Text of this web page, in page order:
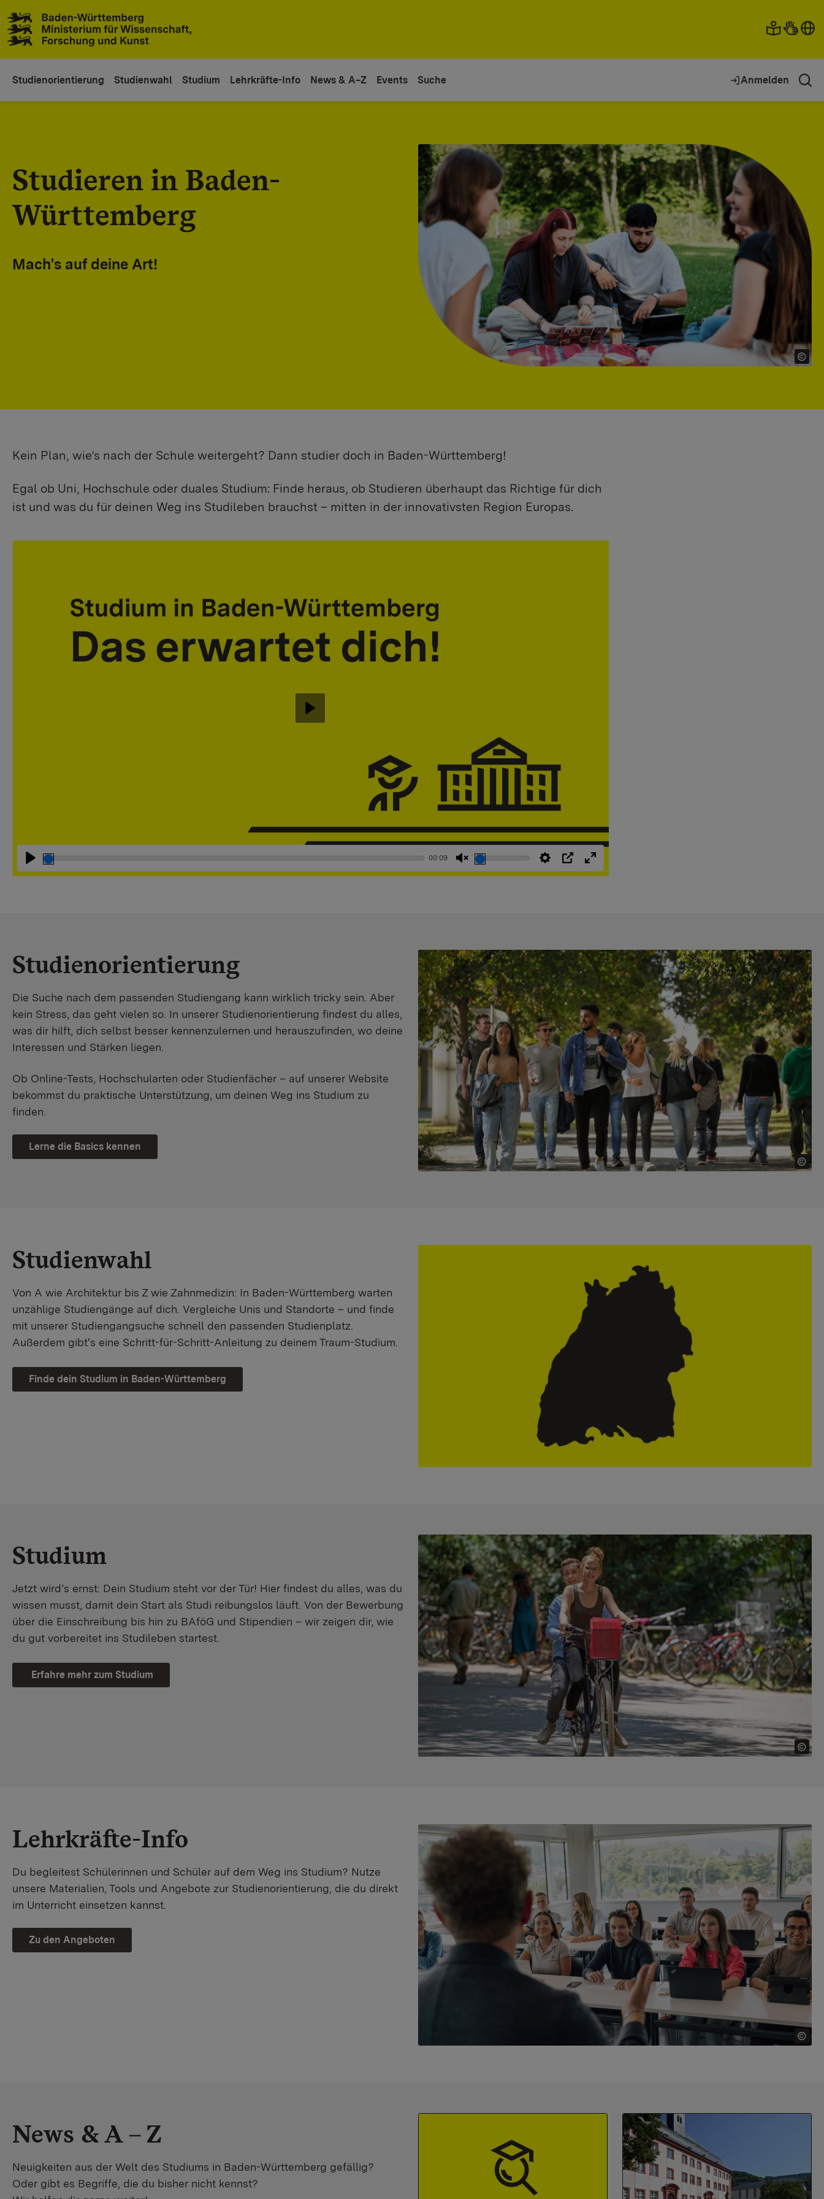
Studienorientierung Studienwahl Studium Lehrkräfte-Info News & A–Z Events Suche Anmelden
Studieren in Baden-
Württemberg
Mach's auf deine Art!
Kein Plan, wie’s nach der Schule weitergeht? Dann studier doch in Baden-Württemberg!
Egal ob Uni, Hochschule oder duales Studium: Finde heraus, ob Studieren überhaupt das Richtige für dich
ist und was du für deinen Weg ins Studileben brauchst – mitten in der innovativsten Region Europas.
Abspielen
00:09
StummschaltungEinstellungen
PIP Vollbild
Abspielen
Studienorientierung
Die Suche nach dem passenden Studiengang kann wirklich tricky sein. Aber
kein Stress, das geht vielen so. In unserer Studienorientierung findest du alles,
was dir hilft, dich selbst besser kennenzulernen und herauszufinden, wo deine
Interessen und Stärken liegen.
Ob Online-Tests, Hochschularten oder Studienfächer – auf unserer Website
bekommst du praktische Unterstützung, um deinen Weg ins Studium zu
finden.
Lerne die Basics kennen
Studienwahl
Von A wie Architektur bis Z wie Zahnmedizin: In Baden-Württemberg warten
unzählige Studiengänge auf dich. Vergleiche Unis und Standorte – und finde
mit unserer Studiengangsuche schnell den passenden Studienplatz.
Außerdem gibt's eine Schritt-für-Schritt-Anleitung zu deinem Traum-Studium.
Finde dein Studium in Baden-Württemberg
Studium
Jetzt wird’s ernst: Dein Studium steht vor der Tür! Hier findest du alles, was du
wissen musst, damit dein Start als Studi reibungslos läuft. Von der Bewerbung
über die Einschreibung bis hin zu BAföG und Stipendien – wir zeigen dir, wie
du gut vorbereitet ins Studileben startest.
Erfahre mehr zum Studium
Lehrkräfte-Info
Du begleitest Schülerinnen und Schüler auf dem Weg ins Studium? Nutze
unsere Materialien, Tools und Angebote zur Studienorientierung, die du direkt
im Unterricht einsetzen kannst.
Zu den Angeboten
News & A – Z
Neuigkeiten aus der Welt des Studiums in Baden-Württemberg gefällig?
Oder gibt es Begriffe, die du bisher nicht kennst?